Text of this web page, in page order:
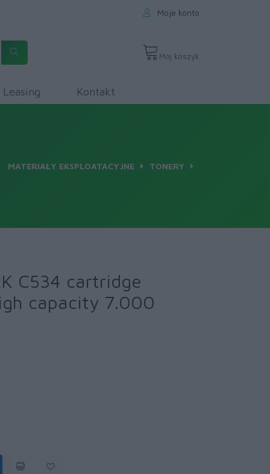
Moje konto
Mój koszyk
Leasing Kontakt
MATERIAŁY EKSPLOATACYJNE TONERY
C534 cartridge
capacity 7.000